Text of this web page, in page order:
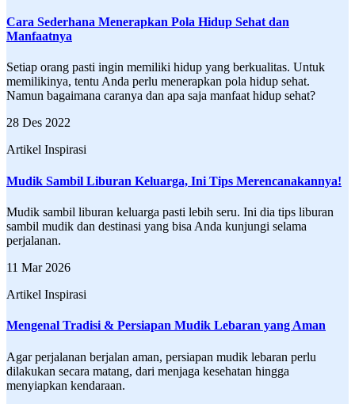
Cara Sederhana Menerapkan Pola Hidup Sehat dan
Manfaatnya
Setiap orang pasti ingin memiliki hidup yang berkualitas. Untuk
memilikinya, tentu Anda perlu menerapkan pola hidup sehat.
Namun bagaimana caranya dan apa saja manfaat hidup sehat?
28 Des 2022
Artikel Inspirasi
Mudik Sambil Liburan Keluarga, Ini Tips Merencanakannya!
Mudik sambil liburan keluarga pasti lebih seru. Ini dia tips liburan
sambil mudik dan destinasi yang bisa Anda kunjungi selama
perjalanan.
11 Mar 2026
Artikel Inspirasi
Mengenal Tradisi & Persiapan Mudik Lebaran yang Aman
Agar perjalanan berjalan aman, persiapan mudik lebaran perlu
dilakukan secara matang, dari menjaga kesehatan hingga
menyiapkan kendaraan.